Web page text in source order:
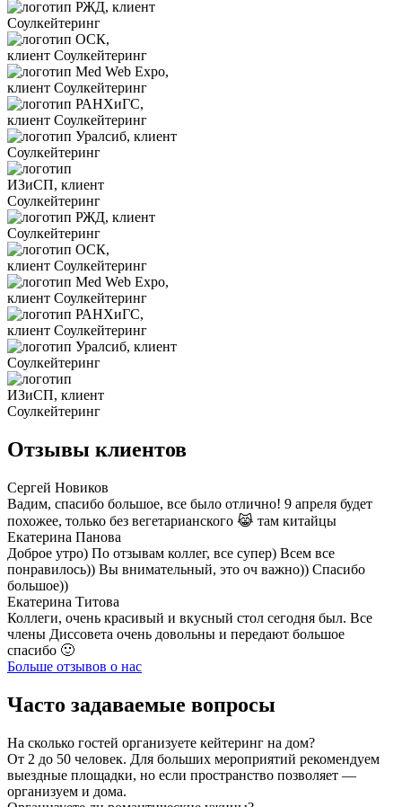
Отзывы клиентов
Сергей Новиков
Вадим, спасибо большое, все было отлично! 9 апреля будет
похожее, только без вегетарианского 😹 там китайцы
Екатерина Панова
Доброе утро) По отзывам коллег, все супер) Всем все
понравилось)) Вы внимательный, это оч важно)) Спасибо
большое))
Екатерина Титова
Коллеги, очень красивый и вкусный стол сегодня был. Все
члены Диссовета очень довольны и передают большое
спасибо 🙂
Больше отзывов о нас
Часто задаваемые вопросы
На сколько гостей организуете кейтеринг на дом?
От 2 до 50 человек. Для больших мероприятий рекомендуем
выездные площадки, но если пространство позволяет —
организуем и дома.